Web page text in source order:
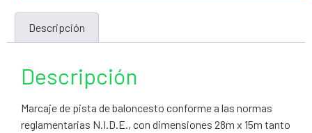
Descripción
Descripción
Marcaje de pista de baloncesto conforme a las normas
reglamentarias N.I.D.E., con dimensiones 28m x 15m tanto